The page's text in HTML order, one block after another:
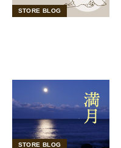
STORE BLOG
STORE BLOG